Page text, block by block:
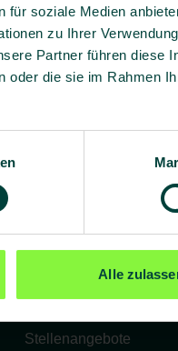
für soziale Medien
zu Ihrer
Partner führen diese
oder die sie im Rahmen
Alle
bis auf Widerruf ein,
Informationen per E-
Benefits
Stellenangebote